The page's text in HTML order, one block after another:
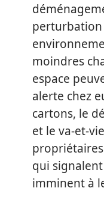
moindres
espace
alerte chez
cartons, le
et le va-et-
qui
imminent à